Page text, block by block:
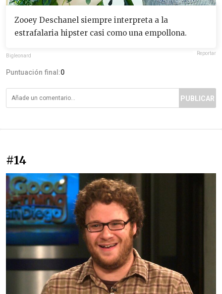
Zooey Deschanel siempre interpreta a la
estrafalaria hipster casi como una empollona.
Bigleonard Reportar
Puntuación final:0
PUBLICAR
#14